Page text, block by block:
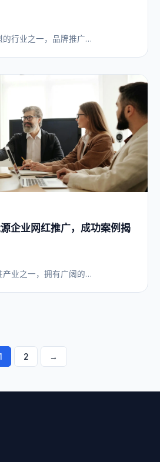
的行业之一，品牌推广…
企业网红推广，成功案例揭
产业之一，拥有广阔的…
文
章
航
2 →